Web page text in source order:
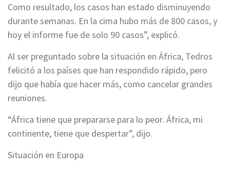
Como resultado, los casos han estado disminuyendo
durante semanas. En la cima hubo más de 800 casos, y
hoy el informe fue de solo 90 casos”, explicó.
Al ser preguntado sobre la situación en África, Tedros
felicitó a los países que han respondido rápido, pero
dijo que había que hacer más, como cancelar grandes
reuniones.
“África tiene que prepararse para lo peor. África, mi
continente, tiene que despertar”, dijo.
Situación en Europa